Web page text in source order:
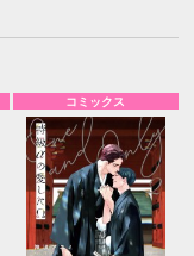
コミックス